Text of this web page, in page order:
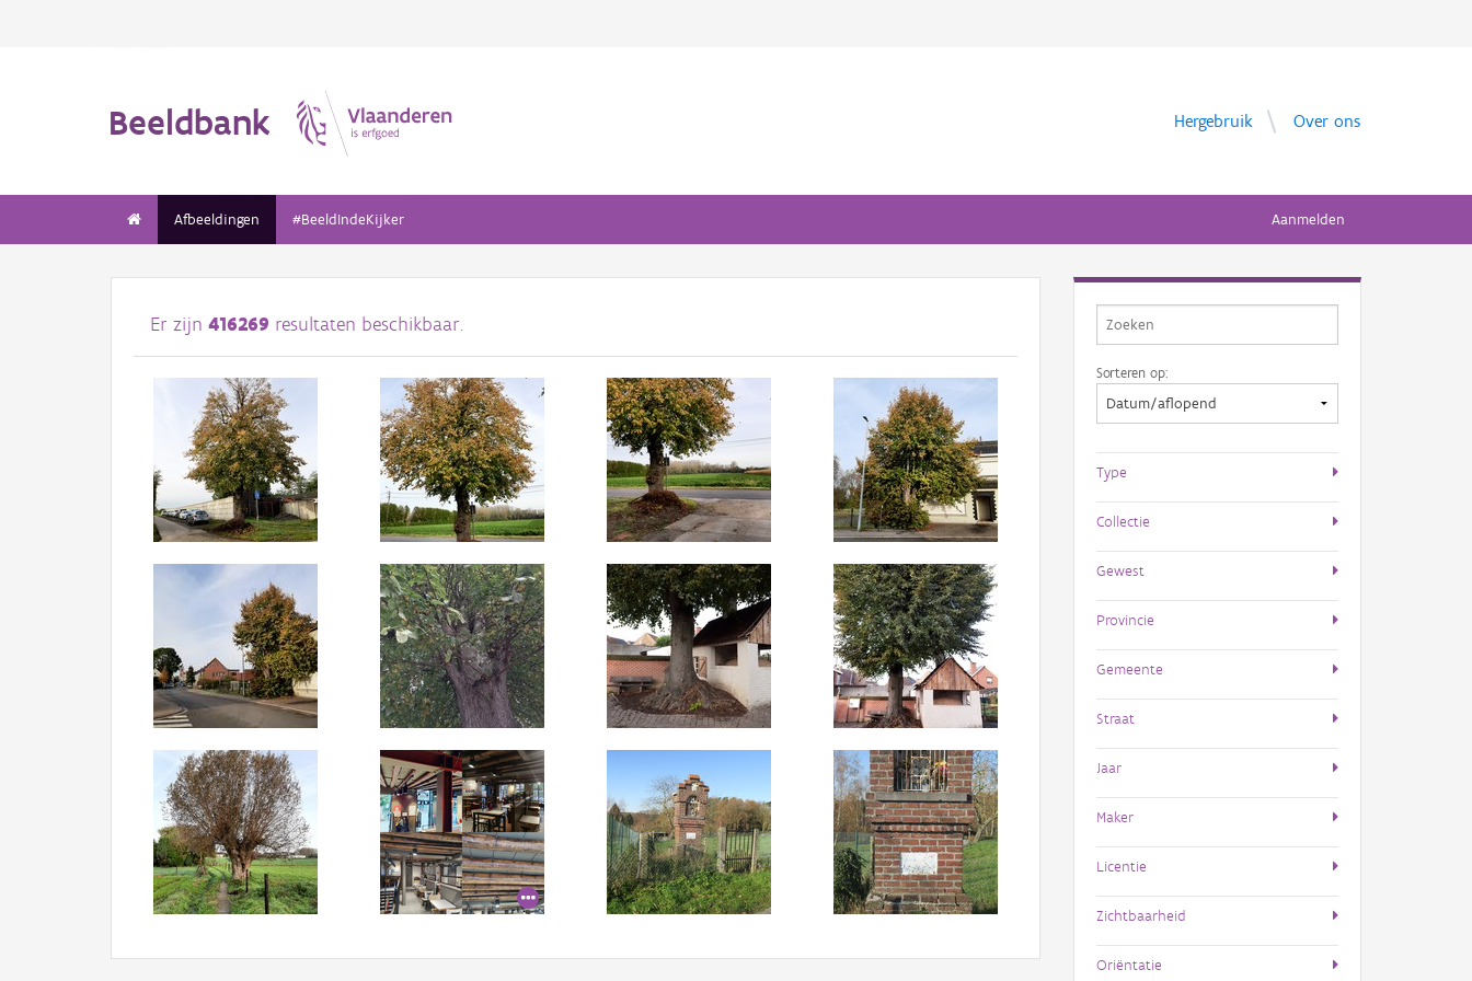
Beeldbank Hergebruik Over ons
Afbeeldingen #BeeldIndeKijker Aanmelden
Er zijn 416269 resultaten beschikbaar.
Sorteren op:
Type
Collectie
Gewest
Provincie
Gemeente
Straat
Jaar
Maker
Licentie
Zichtbaarheid
Oriëntatie